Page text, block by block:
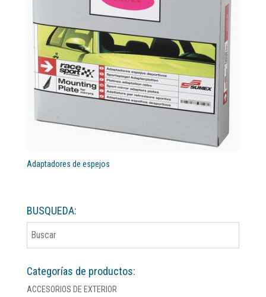
Adaptadores de espejos
BUSQUEDA:
Categorías de productos:
ACCESORIOS DE EXTERIOR